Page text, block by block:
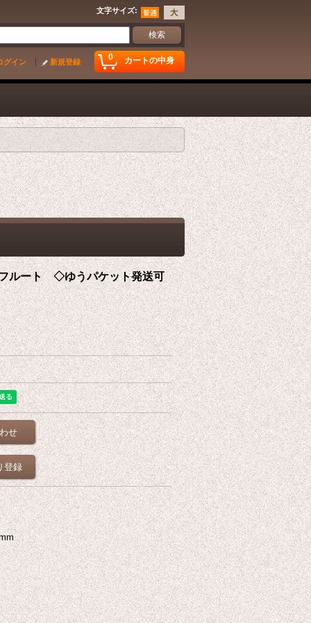
文字サイズ:
0 カートの中身
グイン 新規登録
ルート ◇ゆうパケット発送可
せ
登録